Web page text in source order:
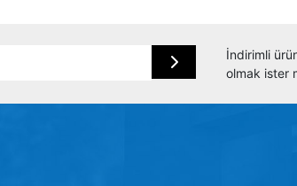
İndirimli
olmak ister